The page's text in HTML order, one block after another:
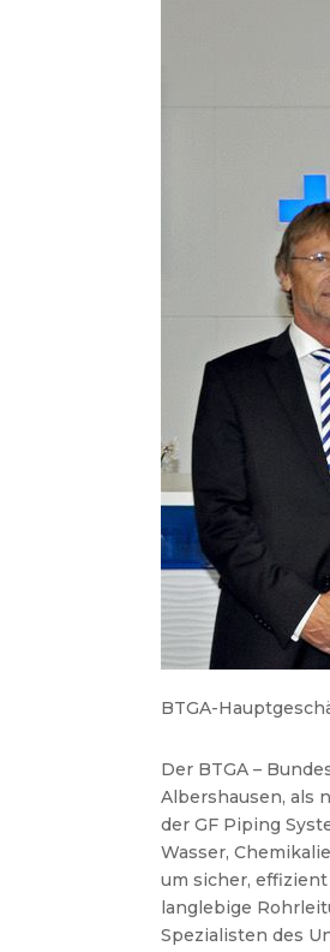
BTGA-
Der BTGA –
Albershausen, als
der GF Piping
Wasser,
um sicher,
langlebige
Spezialisten des